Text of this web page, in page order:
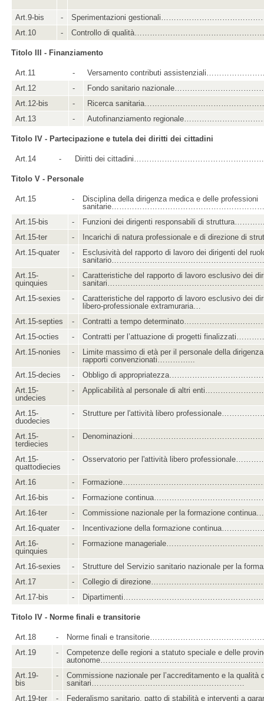
Art.9-bis -
Sperimentazioni
Art.10
- Controllo di
Titolo III - Finanziamento
Art.11 -
Versamento contributi
Art.12
-
Fondo sanitario
Art.12-bis
-
Ricerca
Art.13
- Autofinanziamento
Titolo IV - Partecipazione e tutela dei diritti dei cittadini
Art.14 - Diritti dei
Titolo V - Personale
Art.15 -
Disciplina della dirigenza medica e delle professioni
Art.15-bis
-
Funzioni dei dirigenti responsabili di
Art.15-ter
-
Incarichi di natura professionale e di direzione di
Art.15-quater
-
Esclusività del rapporto di lavoro dei dirigenti del
Art.15-
quinquies
-
Caratteristiche del rapporto di lavoro esclusivo dei
Art.15-sexies
-
Caratteristiche del rapporto di lavoro esclusivo dei
libero-professionale extramuraria…
Art.15-septies
-
Contratti a tempo
Art.15-octies
-
Contratti per l’attuazione di progetti
Art.15-nonies
-
Limite massimo di età per il personale della
rapporti convenzionati…………...
Art.15-decies
-
Obbligo di
Art.15-
undecies
- Applicabilità al personale di altri
Art.15-
duodecies
- Strutture per l'attività libero
Art.15-
terdiecies
-
Art.15-
quattodiecies
- Osservatorio per l'attività libero
Art.16 -
Art.16-bis
-
Formazione
Art.16-ter
-
Commissione nazionale per la formazione
Art.16-quater
-
Incentivazione della formazione
Art.16-
quinquies
- Formazione
Art.16-sexies -
Strutture del Servizio sanitario nazionale per la
Art.17
-
Collegio di
Art.17-bis
-
Titolo IV - Norme finali e transitorie
Art.18 -
Norme finali e
Art.19
-
Competenze delle regioni a statuto speciale e delle
Art.19-
bis
-
Commissione nazionale per l’accreditamento e la qualità
sanitari……………………………………………………
Art.19-ter
- Federalismo sanitario, patto di stabilità e interventi a